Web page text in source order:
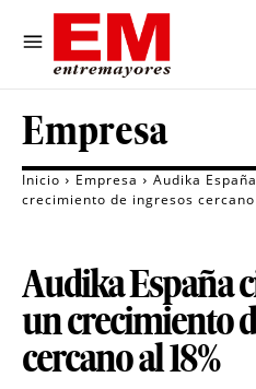
Empresa
Inicio Empresa
Audika
crecimiento de ingresos cercano
Audika España
un crecimiento
cercano al 18%